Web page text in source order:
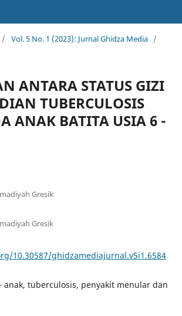
/ Vol. 5 No. 1 (2023): Jurnal Ghidza Media /
ANTARA STATUS GIZI
TUBERCULOSIS
ANAK BATITA USIA 6 -
Gresik
Gresik
10.30587/ghidzamediajurnal.v5i1.6584
anak, tuberculosis, penyakit menular dan